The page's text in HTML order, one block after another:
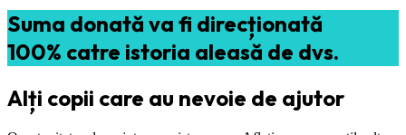
Suma donată va fi direcționată
100% catre istoria aleasă de dvs.
Alți copii care au nevoie de ajutor